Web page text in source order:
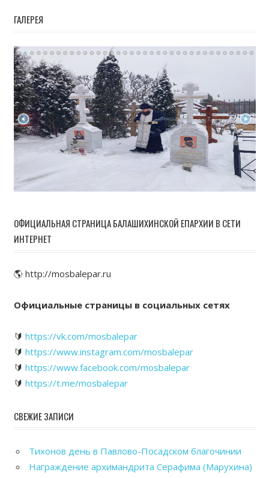
ГАЛЕРЕЯ
ОФИЦИАЛЬНАЯ СТРАНИЦА БАЛАШИХИНСКОЙ ЕПАРХИИ В СЕТИ
ИНТЕРНЕТ
🌎 http://mosbalepar.ru
Официальные страницы в социальных сетях
🔰 https://vk.com/mosbalepar
🔰 https://www.instagram.com/mosbalepar
🔰 https://www.facebook.com/mosbalepar
🔰 https://t.me/mosbalepar
СВЕЖИЕ ЗАПИСИ
Тихонов день в Павлово-Посадском благочинии
Награждение архимандрита Серафима (Марухина)